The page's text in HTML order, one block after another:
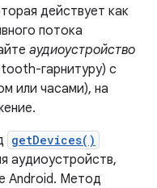
действует как
потока
аудиоустройство
гарнитуру) с
или часами), на
getDevices()
аудиоустройств,
Android. Метод